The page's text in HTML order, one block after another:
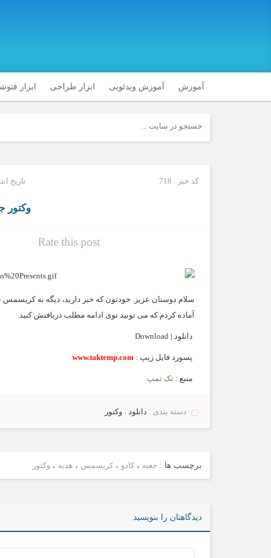
آموزش آموزش ویدئویی ابزار طراحی ابزار
کد خبر : 718 تاریخ انتشار :
وکتور
Rate this post
آماده کردم که می تونید توی ادامه مطلب دریافتش کنید.
دانلود | Download
پسورد فایل زیپ : www.taktemp.com
منبع : تک تمپ
دسته بندی : دانلود ،وکتور
برچسب ها : جعبه ، کادو ، کریسمس ، هدیه ، وکتور
دیدگاهتان را بنویسید